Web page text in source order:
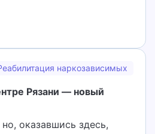
наркозависимых
Рязани — новый
оказавшись здесь,